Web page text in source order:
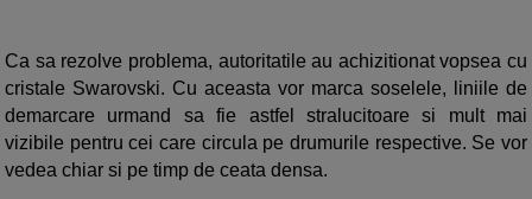
Ca sa rezolve problema, autoritatile au achizitionat vopsea cu
cristale Swarovski. Cu aceasta vor marca soselele, liniile de
demarcare urmand sa fie astfel stralucitoare si mult mai
vizibile pentru cei care circula pe drumurile respective. Se vor
vedea chiar si pe timp de ceata densa.